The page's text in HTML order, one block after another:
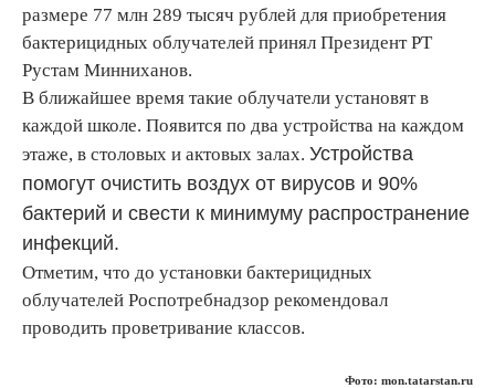
размере 77 млн 289 тысяч рублей для приобретения
бактерицидных облучателей принял Президент РТ
Рустам Минниханов.
В ближайшее время такие облучатели установят в
каждой школе. Появится по два устройства на каждом
этаже, в столовых и актовых залах. Устройства
помогут очистить воздух от вирусов и 90%
бактерий и свести к минимуму распространение
инфекций.
Отметим, что до установки бактерицидных
облучателей Роспотребнадзор рекомендовал
проводить проветривание классов.
Фото: mon.tatarstan.ru